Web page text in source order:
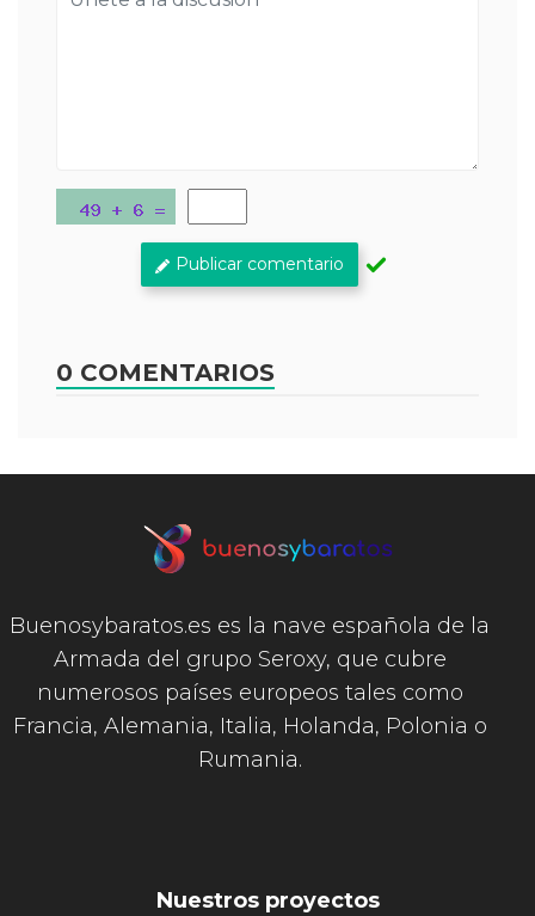
Publicar comentario
0 COMENTARIOS
Buenosybaratos.es es la nave española de la
Armada del grupo Seroxy, que cubre
numerosos países europeos tales como
Francia, Alemania, Italia, Holanda, Polonia o
Rumania.
Nuestros proyectos